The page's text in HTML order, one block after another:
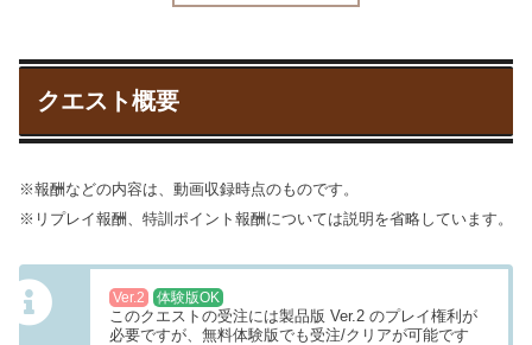
クエスト概要
※報酬などの内容は、動画収録時点のものです。
※リプレイ報酬、特訓ポイント報酬については説明を省略しています。
Ver.2
体験版OK
このクエストの受注には製品版 Ver.2 のプレイ権利が
必要ですが、無料体験版でも受注/クリアが可能です